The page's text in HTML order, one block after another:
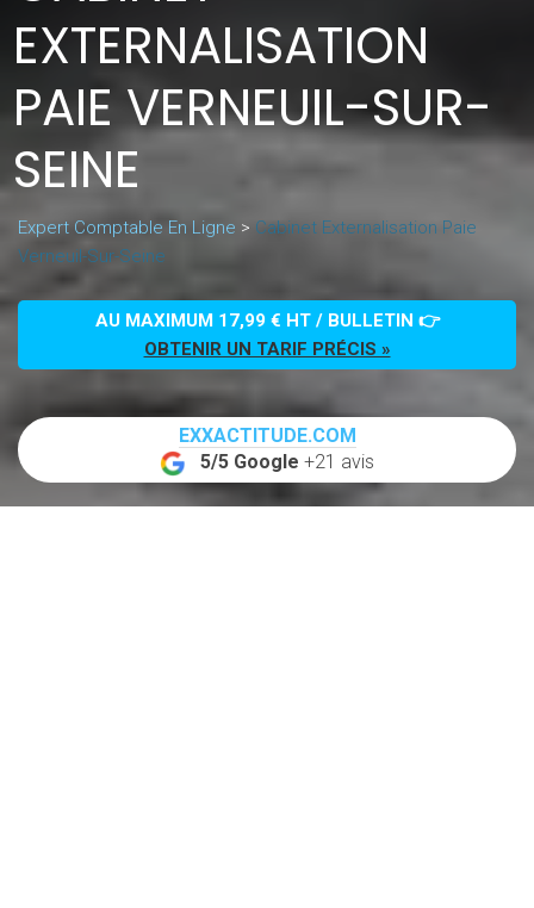
EXTERNALISATION
PAIE VERNEUIL-SUR-
SEINE
Expert Comptable En Ligne > Cabinet Externalisation Paie
Verneuil-Sur-Seine
AU MAXIMUM 17,99 € HT / BULLETIN 👉
OBTENIR UN TARIF PRÉCIS »
EXXACTITUDE.COM
5/5 Google +21 avis